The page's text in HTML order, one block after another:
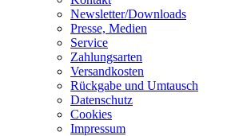
Newsletter/Downloads
Presse, Medien
Service
Zahlungsarten
Versandkosten
Rückgabe und Umtausch
Datenschutz
Cookies
Impressum